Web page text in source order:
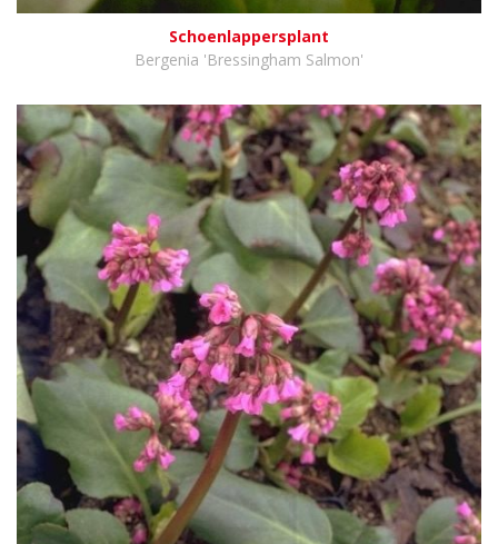
Schoenlappersplant
Bergenia 'Bressingham Salmon'